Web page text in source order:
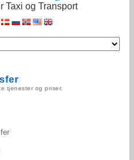
Taxi og Transport
tjenester og priser.